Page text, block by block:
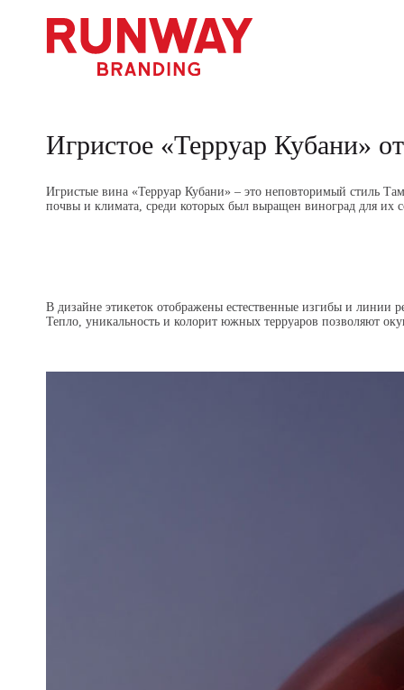
Игристое «Терруар Кубани»
Игристые вина «Терруар Кубани» – это неповторимый стиль
почвы и климата, среди которых был выращен виноград для их
В дизайне этикеток отображены естественные изгибы и линии
Тепло, уникальность и колорит южных терруаров позволяют